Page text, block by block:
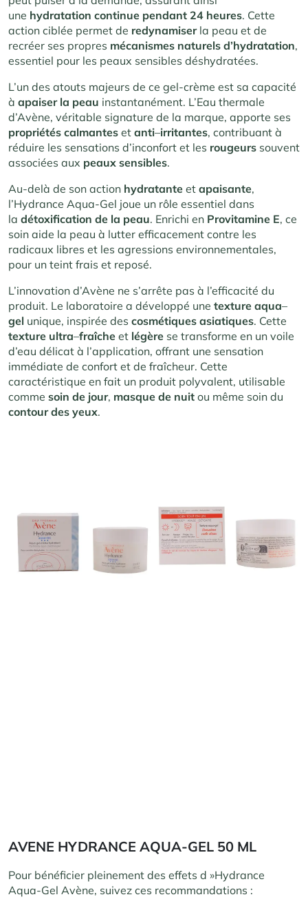
une hydratation continue pendant 24 heures. Cette
action ciblée permet de redynamiserla peau et de
recréer ses propres mécanismes naturels d’hydratation,
essentiel pour les peaux sensibles déshydratées.
L’un des atouts majeurs de ce gel-crème est sa capacité
à apaiser la peau instantanément. L’Eau thermale
d’Avène, véritable signature de la marque, apporte ses
propriétés calmantes et anti–irritantes, contribuant à
réduire les sensations d’inconfort et les rougeurs souvent
associées aux peaux sensibles.
Au-delà de son action hydratante et apaisante,
l’Hydrance Aqua-Gel joue un rôle essentiel dans
la détoxification de la peau. Enrichi en Provitamine E, ce
soin aide la peau à lutter efficacement contre les
radicaux libres et les agressions environnementales,
pour un teint frais et reposé.
L’innovation d’Avène ne s’arrête pas à l’efficacité du
produit. Le laboratoire a développé une texture aqua–
gel unique, inspirée des cosmétiques asiatiques. Cette
texture ultra–fraîche et légère se transforme en un voile
d’eau délicat à l’application, offrant une sensation
immédiate de confort et de fraîcheur. Cette
caractéristique en fait un produit polyvalent, utilisable
comme soin de jour, masque de nuit ou même soin du
contour des yeux.
AVENE HYDRANCE AQUA-GEL 50 ML
Pour bénéficier pleinement des effets d »Hydrance
Aqua-Gel Avène, suivez ces recommandations :